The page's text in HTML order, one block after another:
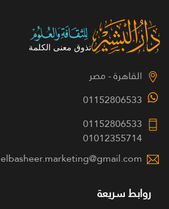
القاهرة - مصر
01152806533
01152806533
01012355714
elbasheer.marketing@gmail.com
روابط سريعة